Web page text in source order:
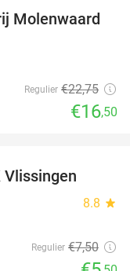
27%
Molenwaard
Regulier €22,75
€16,50
Vlissingen
8.8 star
Regulier €7,50